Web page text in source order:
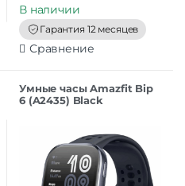
t
o
f
5
В наличии
Гарантия 12 месяцев
Сравнение
Умные часы Amazfit Bip
6 (A2435) Black